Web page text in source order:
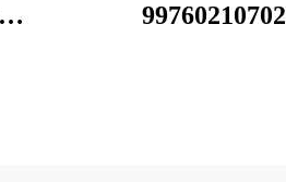
99760210702